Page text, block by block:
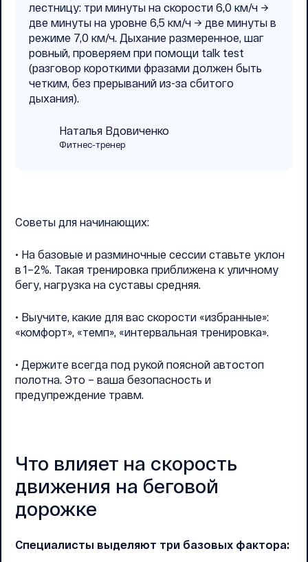
лестницу: три минуты на скорости 6,0 км/ч →
две минуты на уровне 6,5 км/ч → две минуты в
режиме 7,0 км/ч. Дыхание размеренное, шаг
ровный, проверяем при помощи talk test
(разговор короткими фразами должен быть
четким, без прерываний из-за сбитого
дыхания).
Наталья Вдовиченко
Фитнес-тренер
Советы для начинающих:
• На базовые и разминочные сессии ставьте уклон
в 1–2%. Такая тренировка приближена к уличному
бегу, нагрузка на суставы средняя.
• Выучите, какие для вас скорости «избранные»:
«комфорт», «темп», «интервальная тренировка».
• Держите всегда под рукой поясной автостоп
полотна. Это – ваша безопасность и
предупреждение травм.
Что влияет на скорость
движения на беговой
дорожке
Специалисты выделяют три базовых фактора: